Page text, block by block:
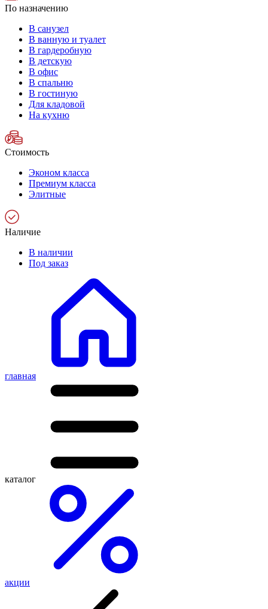
По назначению
В санузел
В ванную и туалет
В гардеробную
В детскую
В офис
В спальню
В гостиную
Для кладовой
На кухню
Стоимость
Эконом класса
Премиум класса
Элитные
Наличие
В наличии
Под заказ
главная
каталог
акции